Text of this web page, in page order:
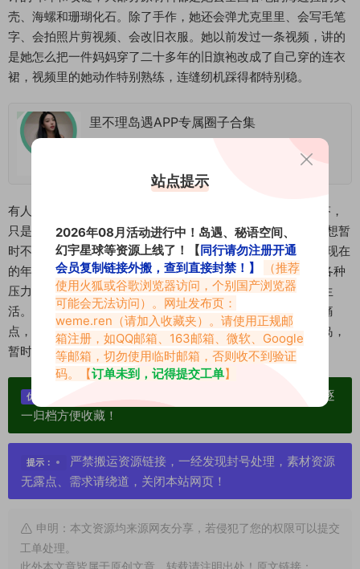
壳、海螺和珊瑚化石。除了手作，她还会弹尤克里里、会写毛笔
字、会拍照片剪视频、会改旧衣服。她以前发过一条视频，讲的
是她怎么把一件妈妈穿了二十多年的旧旗袍改成了自己穿的连衣
裙，视频里的她动作特别熟练，连缝纫机踩得都特别稳。
里不理岛遇APP专属圈子合集
有人问她为什么要取“里不理岛遇”这个名字，她没有直接回答，
只是在那条预热视频的评论区留了一句话：“到了不理岛，就想暂
时不理外面的世界，只理自己的心情。”其实原因不难理解，现在
的年轻人压力都太大了，每天都要面对工作、生活、社交的各种
压力，很少有时间能停下来，好好看看自己，好好感受一下生
活。她的这套不理岛遇系列美照，刚好戳中了年轻人的这个痛
点，让大家在刷到照片的那一刻，像也跟着她一起到了不理岛，
暂时忘记了外面的烦恼。
优势：
单个博主作品统一整合分享、素材高度去重复、逐
一归档方便收藏！
提示：
严禁搬运资源链接，一经发现封号处理，素材资源
无露点、需求请绕道，关闭本站网页！
申明：本文资源均来源网友分享，若侵犯了您的权限可以提交
工单处理。
站点提示
2026年08月活动进行中！岛遇、秘语空间、
幻宇星球等资源上线了！【同行请勿注册开通
会员复制链接外搬，查到直接封禁！】
（推荐
使用火狐或谷歌浏览器访问，个别国产浏览器
可能会无法访问）。网址发布页：
weme.ren （请加入收藏夹）。请使用正规邮
箱注册，如QQ邮箱、163邮箱、微软、Google
等邮箱，切勿使用临时邮箱，否则收不到验证
码。【订单未到，记得提交工单】